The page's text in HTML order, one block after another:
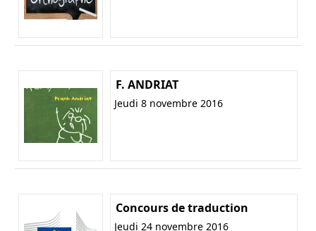
F. ANDRIAT
Jeudi 8 novembre 2016
Concours de traduction
Jeudi 24 novembre 2016